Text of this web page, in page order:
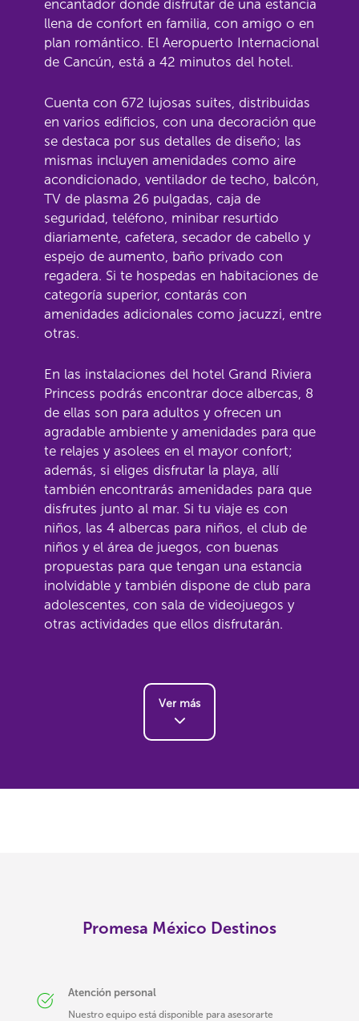
encantador donde disfrutar de una estancia
llena de confort en familia, con amigo o en
plan romántico. El Aeropuerto Internacional
de Cancún, está a 42 minutos del hotel.
Cuenta con 672 lujosas suites, distribuidas
en varios edificios, con una decoración que
se destaca por sus detalles de diseño; las
mismas incluyen amenidades como aire
acondicionado, ventilador de techo, balcón,
TV de plasma 26 pulgadas, caja de
seguridad, teléfono, minibar resurtido
diariamente, cafetera, secador de cabello y
espejo de aumento, baño privado con
regadera. Si te hospedas en habitaciones de
categoría superior, contarás con
amenidades adicionales como jacuzzi, entre
otras.
En las instalaciones del hotel Grand Riviera
Princess podrás encontrar doce albercas, 8
de ellas son para adultos y ofrecen un
agradable ambiente y amenidades para que
te relajes y asolees en el mayor confort;
además, si eliges disfrutar la playa, allí
también encontrarás amenidades para que
disfrutes junto al mar. Si tu viaje es con
niños, las 4 albercas para niños, el club de
niños y el área de juegos, con buenas
propuestas para que tengan una estancia
inolvidable y también dispone de club para
adolescentes, con sala de videojuegos y
otras actividades que ellos disfrutarán.
Ver más
Promesa México Destinos
Atención personal
Nuestro equipo está disponible para asesorarte